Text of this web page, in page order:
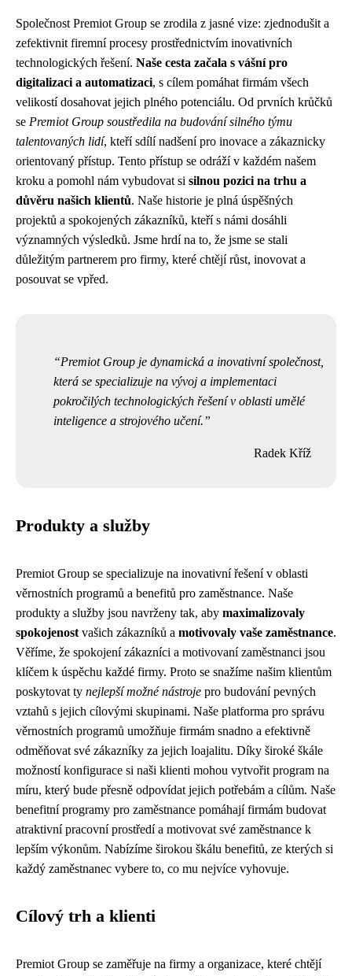
Společnost Premiot Group se zrodila z jasné vize: zjednodušit a
zefektivnit firemní procesy prostřednictvím inovativních
technologických řešení. Naše cesta začala s vášní pro
digitalizaci a automatizaci, s cílem pomáhat firmám všech
velikostí dosahovat jejich plného potenciálu. Od prvních krůčků
se Premiot Group soustředila na budování silného týmu
talentovaných lidí, kteří sdílí nadšení pro inovace a zákaznicky
orientovaný přístup. Tento přístup se odráží v každém našem
kroku a pomohl nám vybudovat si silnou pozici na trhu a
důvěru našich klientů. Naše historie je plná úspěšných
projektů a spokojených zákazníků, kteří s námi dosáhli
významných výsledků. Jsme hrdí na to, že jsme se stali
důležitým partnerem pro firmy, které chtějí růst, inovovat a
posouvat se vpřed.
Premiot Group je dynamická a inovativní společnost,
která se specializuje na vývoj a implementaci
pokročilých technologických řešení v oblasti umělé
inteligence a strojového učení.
Radek Kříž
Produkty a služby
Premiot Group se specializuje na inovativní řešení v oblasti
věrnostních programů a benefitů pro zaměstnance. Naše
produkty a služby jsou navrženy tak, aby maximalizovaly
spokojenost vašich zákazníků a motivovaly vaše zaměstnance.
Věříme, že spokojení zákazníci a motivovaní zaměstnanci jsou
klíčem k úspěchu každé firmy. Proto se snažíme našim klientům
poskytovat ty nejlepší možné nástroje pro budování pevných
vztahů s jejich cílovými skupinami. Naše platforma pro správu
věrnostních programů umožňuje firmám snadno a efektivně
odměňovat své zákazníky za jejich loajalitu. Díky široké škále
možností konfigurace si naši klienti mohou vytvořit program na
míru, který bude přesně odpovídat jejich potřebám a cílům. Naše
benefitní programy pro zaměstnance pomáhají firmám budovat
atraktivní pracovní prostředí a motivovat své zaměstnance k
lepším výkonům. Nabízíme širokou škálu benefitů, ze kterých si
každý zaměstnanec vybere to, co mu nejvíce vyhovuje.
Cílový trh a klienti
Premiot Group se zaměřuje na firmy a organizace, které chtějí